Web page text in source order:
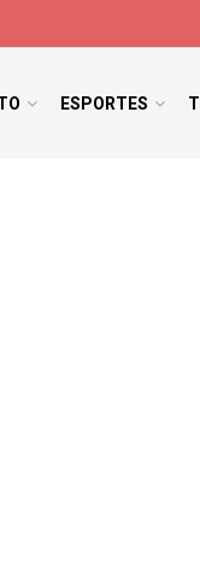
ESPORTES